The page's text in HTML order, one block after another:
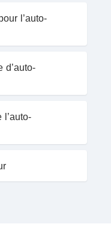
l’auto-
d’auto-